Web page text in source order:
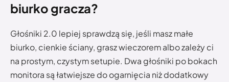
biurko gracza?
Głośniki 2.0 lepiej sprawdzą się, jeśli masz małe
biurko, cienkie ściany, grasz wieczorem albo zależy ci
na prostym, czystym setupie. Dwa głośniki po bokach
monitora są łatwiejsze do ogarnięcia niż dodatkowy